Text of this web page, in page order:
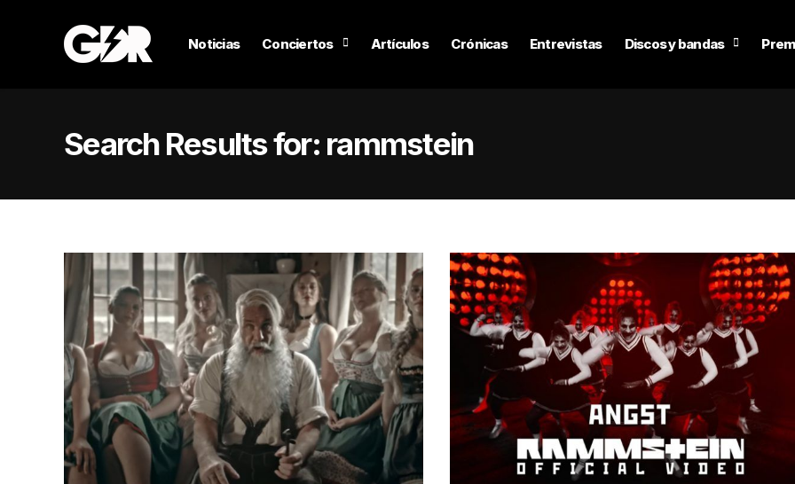
Noticias Conciertos Artículos Crónicas Entrevistas Discos y bandas
Search Results for: rammstein